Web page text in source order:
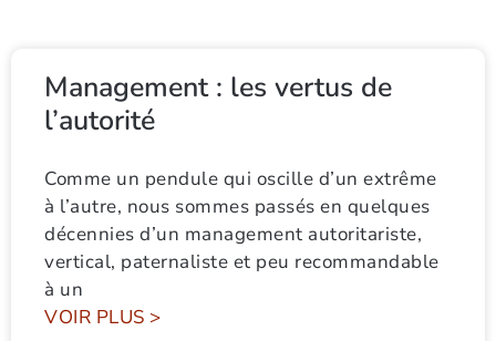
Management : les vertus de
l’autorité
Comme un pendule qui oscille d’un extrême
à l’autre, nous sommes passés en quelques
décennies d’un management autoritariste,
vertical, paternaliste et peu recommandable
à un
VOIR PLUS >